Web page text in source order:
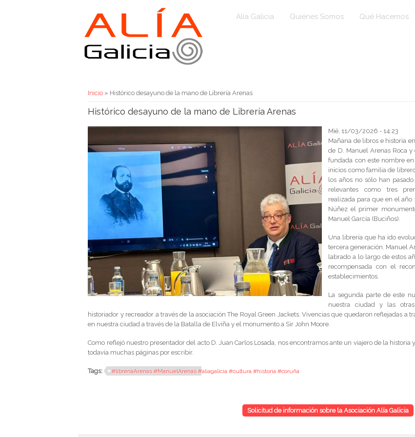
Alía Galicia Quiénes Somos Qué Hacemos
Usted está aquí
Inicio » Histórico desayuno de la mano de Librería Arenas
Histórico desayuno de la mano de Librería Arenas
Mié, 11/03/2026 - 14:23
Mañana de libros e historia
de D. Manuel Arenas Roca
fundada con este nombre
inicios como familia de
los años no sólo han
relevantes como tres
realizada para que en el
Núñez el primer
Manuel García (Buciños).
Una librería que ha ido
tercera generación. Manuel
labrado a lo largo de estos
recompensada con el
establecimientos.
La segunda parte de este
nuestra ciudad y las
historiador y recreador a través de la asociación The Royal Green Jackets. Vivencias que quedaron reflejadas a
en nuestra ciudad a través de la Batalla de Elviña y el monumento a Sir John Moore.
Como reflejó nuestro presentador del acto D. Juan Carlos Losada, nos encontramos ante un viajero de la
todavía muchas páginas por escribir.
Tags: #libreriaArenas #ManuelArenas #aliagalicia #cultura #historia #coruña
Solicitud de información sobre la Asociación Alía Galicia